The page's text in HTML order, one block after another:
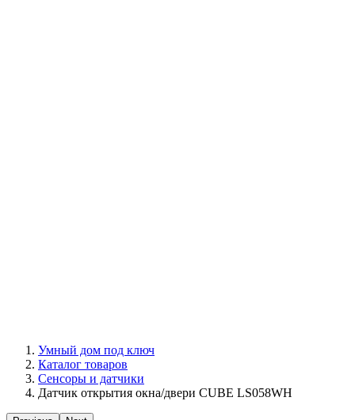
Умный дом под ключ
Каталог товаров
Сенсоры и датчики
Датчик открытия окна/двери CUBE LS058WH